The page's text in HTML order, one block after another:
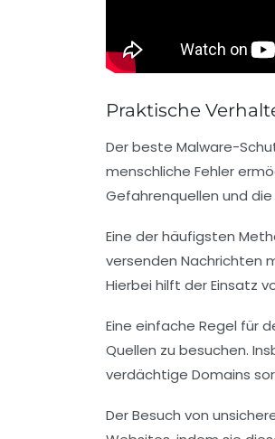
Praktische
Der beste Malware-
menschliche Fehler
Gefahrenquellen und
Eine der häufigsten
versenden Nachrichten
Hierbei hilft der Einsatz
Eine einfache Regel für
Quellen zu besuchen.
verdächtige Domains
Der Besuch von